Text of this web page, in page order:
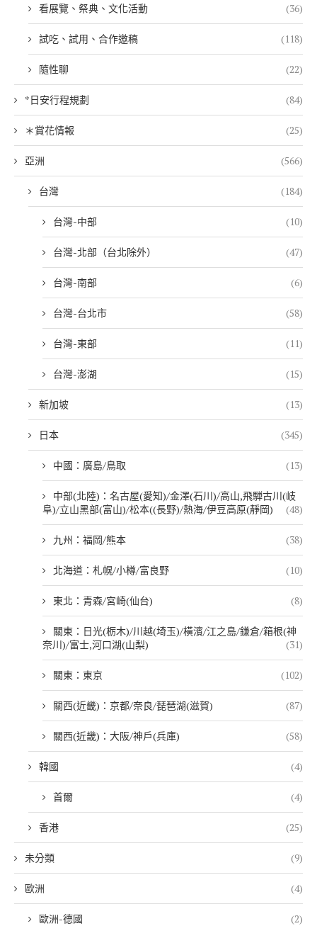
看展覽、祭典、文化活動 (36)
試吃、試用、合作邀稿 (118)
隨性聊 (22)
*日安行程規劃 (84)
＊賞花情報 (25)
亞洲 (566)
台灣 (184)
台灣-中部 (10)
台灣-北部（台北除外） (47)
台灣-南部 (6)
台灣-台北市 (58)
台灣-東部 (11)
台灣-澎湖 (15)
新加坡 (13)
日本 (345)
中國：廣島/鳥取 (13)
中部(北陸)：名古屋(愛知)/金澤(石川)/高山,飛騨古川(岐
阜)/立山黑部(富山)/松本((長野)/熱海/伊豆高原(靜岡)
(48)
九州：福岡/熊本 (38)
北海道：札幌/小樽/富良野 (10)
東北：青森/宮崎(仙台) (8)
關東：日光(栃木)/川越(埼玉)/橫濱/江之島/鎌倉/箱根(神
奈川)/富士,河口湖(山梨)
(31)
關東：東京 (102)
關西(近畿)：京都/奈良/琵琶湖(滋賀) (87)
關西(近畿)：大阪/神戶(兵庫) (58)
韓國 (4)
首爾 (4)
香港 (25)
未分類 (9)
歐洲 (4)
歐洲-德國 (2)